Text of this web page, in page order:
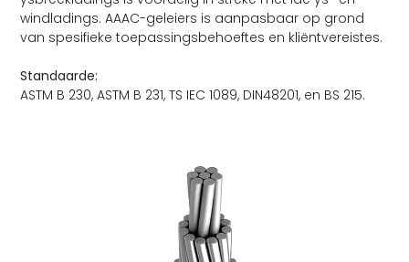
windladings. AAAC-geleiers is aanpasbaar op grond
van spesifieke toepassingsbehoeftes en kliëntvereistes.
Standaarde:
ASTM B 230, ASTM B 231, TS IEC 1089, DIN48201, en BS 215.